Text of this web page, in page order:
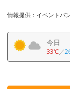
情報提供：イベントバ
今日
33℃／